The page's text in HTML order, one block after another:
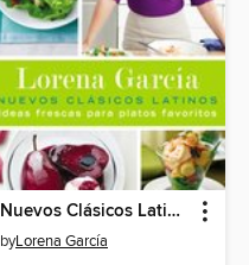
Nuevos Clásicos Latinos
byLorena García